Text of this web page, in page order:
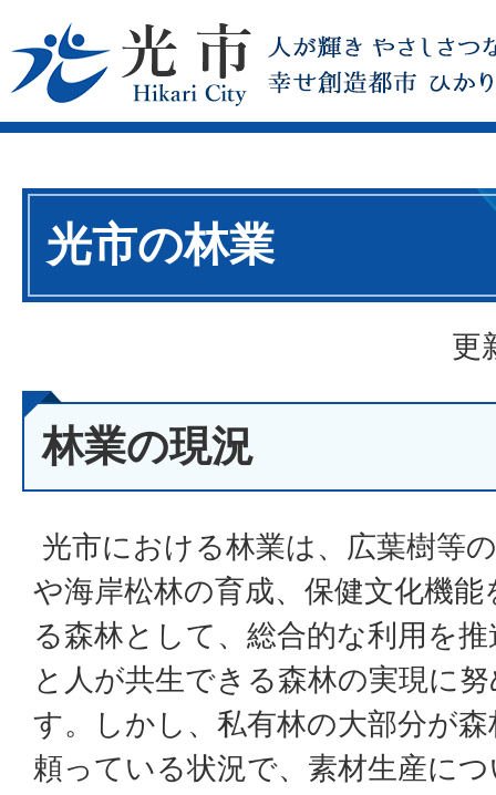
光市の林業
更
林業の現況
光市における林業は、広葉樹等
や海岸松林の育成、保健文化機能
る森林として、総合的な利用を
と人が共生できる森林の実現に
す。しかし、私有林の大部分が
頼っている状況で、素材生産に